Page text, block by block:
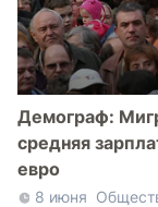
Демограф:
средняя
евро
8 июня